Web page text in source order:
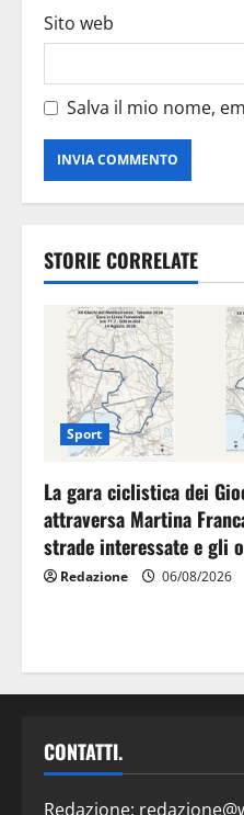
Sito web
Salva il mio nome,
STORIE CORRELATE
Sport
La gara ciclistica dei
attraversa Martina
strade interessate e gli
Redazione 06/08/2026
CONTATTI.
Redazione: